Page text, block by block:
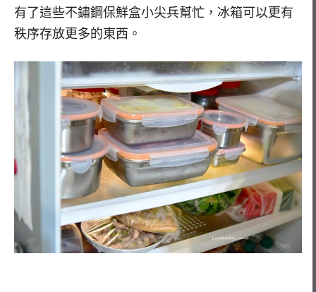
有了這些不鏽鋼保鮮盒小尖兵幫忙，冰箱可以更有
秩序存放更多的東西。